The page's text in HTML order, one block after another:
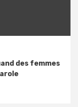
des femmes